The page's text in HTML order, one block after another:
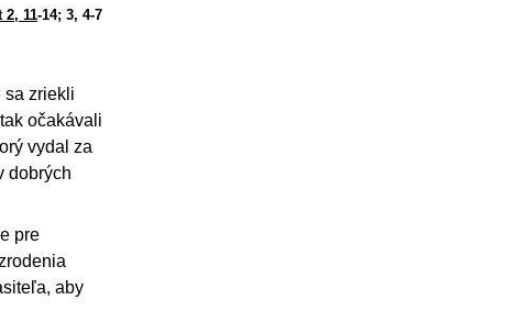
2, 11-14; 3, 4-7
sa zriekli
očakávali
vydal za
dobrých
pre
aby